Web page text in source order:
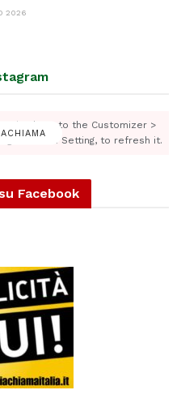
2026
Go to the Customizer >
Feed Setting, to refresh it.
Facebook